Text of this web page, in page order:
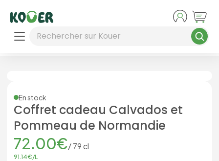
Rechercher sur Kouer
En stock
Coffret cadeau Calvados et
Pommeau de Normandie
72.00€/79cl
91.14€/L